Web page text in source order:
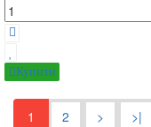
Купити
1 2 > >|